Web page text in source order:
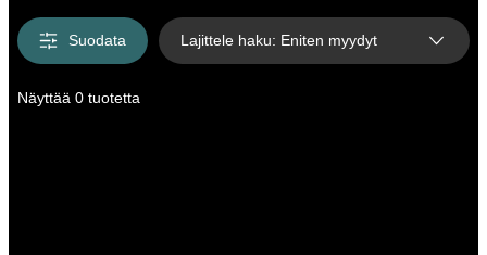
Suodata Lajittele haku: Eniten myydyt
Näyttää 0 tuotetta